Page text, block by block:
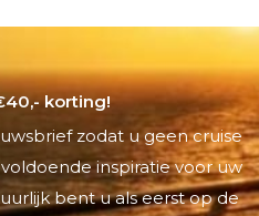
korting!
zodat u geen cruise
inspiratie voor uw
bent u als eerst op de